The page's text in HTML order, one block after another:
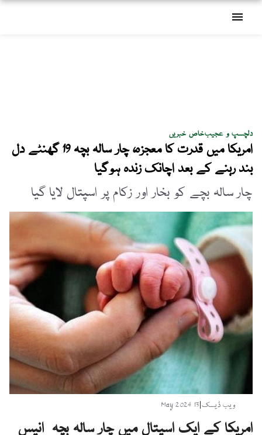
menu
دلچسپ و عجیبخاص خبریں
امریکا میں قدرت کا معجزہ، چار سالہ بچہ 19 گھنٹے دل
بند رہنے کے بعد اچانک زندہ ہوگیا
چار سالہ بچے کو بخار اور زکام پر اسپتال لایا گیا
ویب ڈیسک 13 May 2024
امریکا کے ایک اسپتال میں چار سالہ بچہ انیس